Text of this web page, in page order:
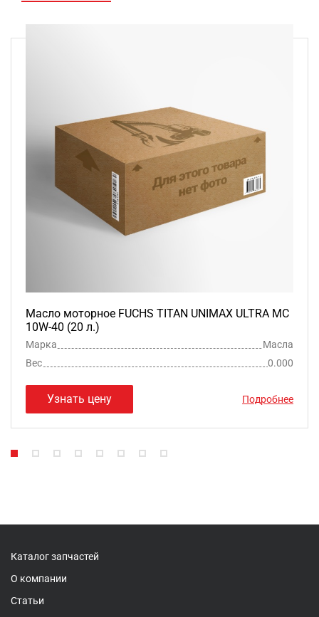
Масло моторное FUCHS TITAN UNIMAX ULTRA MC
10W-40 (20 л.)
Марка
Масла
Вес
0.000
Узнать цену Подробнее
Каталог запчастей
О компании
Статьи